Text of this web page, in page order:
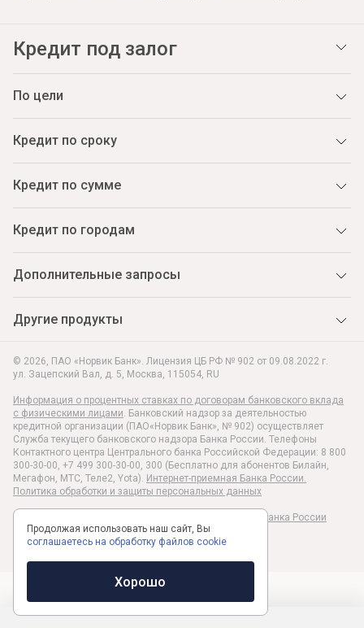
© 2026, ПАО «Норвик Банк». Лицензия ЦБ РФ № 902 от 09.08.2022 г.
ул. Зацепский Вал, д. 5, Москва, 115054, RU
Информация о процентных ставках по договорам банковского вклада
с физическими лицами. Банковский надзор за деятельностью
кредитной организации (ПАО«Норвик Банк», № 902) осуществляет
Служба текущего банковского надзора Банка России. Телефоны
Контактного центра Центрального банка Российской Федерации: 8 800
300-30-00, +7 499 300-30-00, 300 (Бесплатно для абонентов Билайн,
Мегафон, МТС, Теле2, Yota). Интернет-приемная Банка России.
Политика обработки и защиты персональных данных
Раскрытие информации в соответствии c Указанием Банка России
№6496-У
Кредит под залог
По цели
Кредит по сроку
Кредит по сумме
Кредит по городам
Дополнительные запросы
Другие продукты
Продолжая использовать наш сайт, Вы
соглашаетесь на обработку файлов cookie
Хорошо